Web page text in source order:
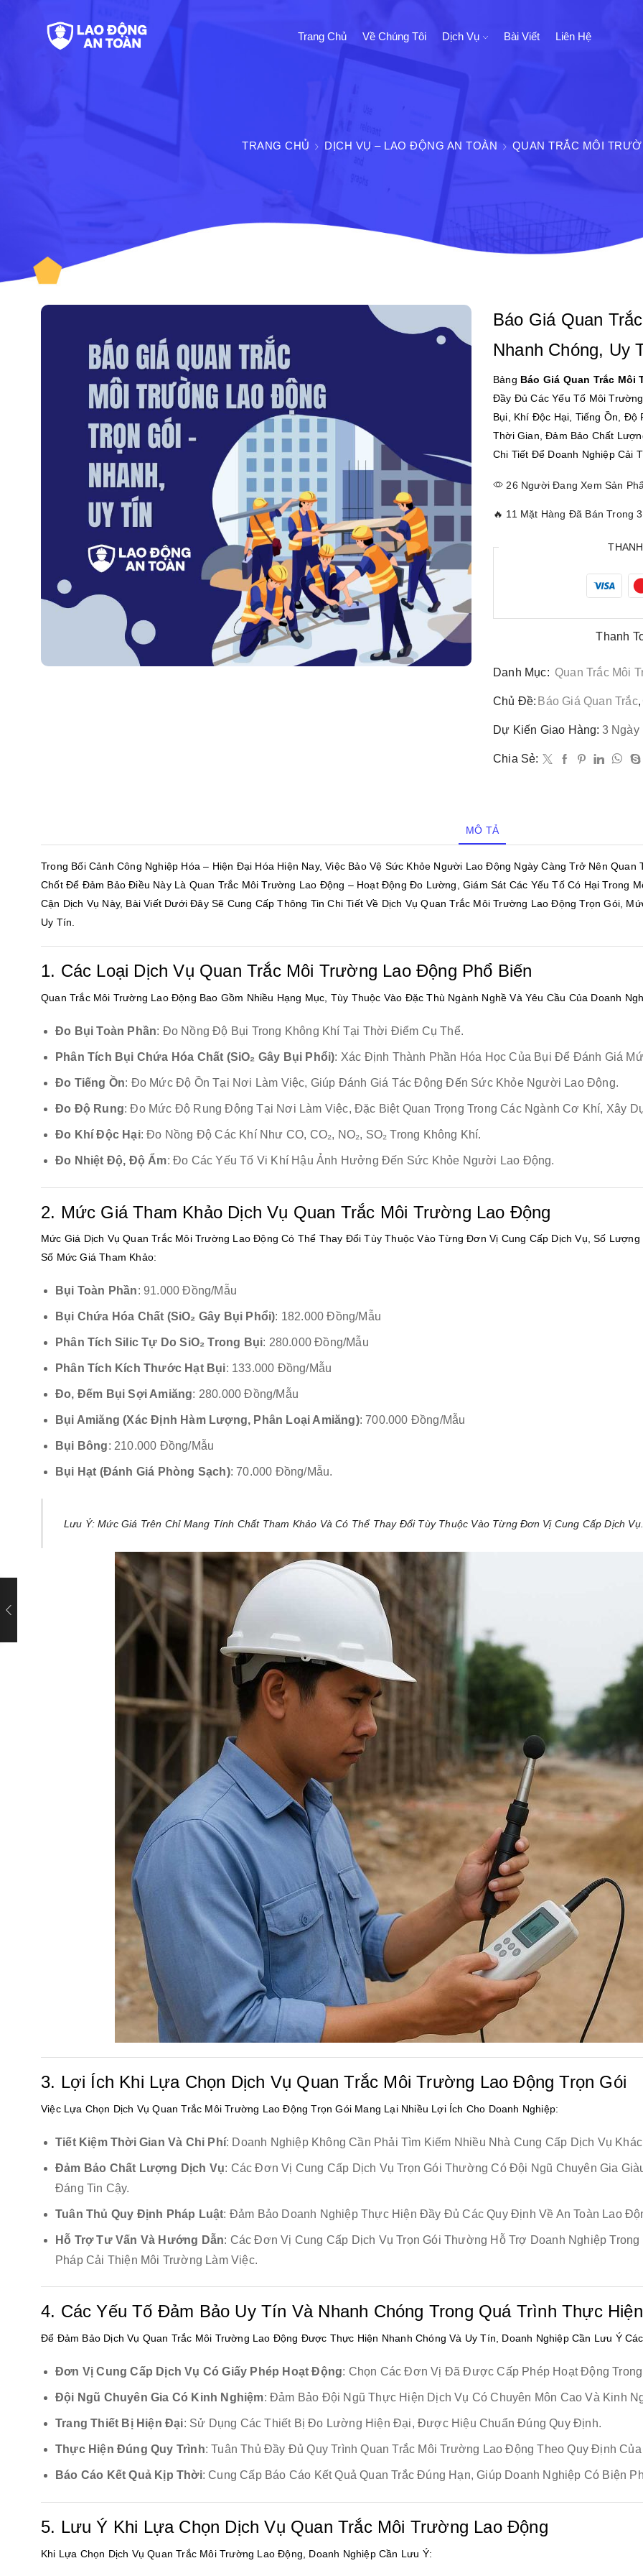
Trang Chủ Về Chúng Tôi Dịch Vụ Bài Viết Liên Hệ
TRANG CHỦ DỊCH VỤ – LAO ĐỘNG AN TOÀN QUAN TRẮC MÔI
Báo Giá Quan
Nhanh Chóng, Uy
Bảng Báo Giá Quan Trắc
Đầy Đủ Các Yếu Tố Môi
Bụi, Khí Độc Hại, Tiếng Ồn, Độ
Thời Gian, Đảm Bảo Chất
Chi Tiết Để Doanh Nghiệp Cải
26 Người Đang Xem Sản
🔥 11 Mặt Hàng Đã Bán Trong
Thanh
Danh Mục: Quan Trắc Môi
Chủ Đề: Báo Giá Quan Trắc,
Dự Kiến Giao Hàng: 3 Ngày
Chia Sẻ:
MÔ TẢ
Trong Bối Cảnh Công Nghiệp Hóa – Hiện Đại Hóa Hiện Nay, Việc Bảo Vệ Sức Khỏe Người Lao Động Ngày Càng Trở Nên
Chốt Để Đảm Bảo Điều Này Là Quan Trắc Môi Trường Lao Động – Hoạt Động Đo Lường, Giám Sát Các Yếu Tố Có Hại Trong
Cận Dịch Vụ Này, Bài Viết Dưới Đây Sẽ Cung Cấp Thông Tin Chi Tiết Về Dịch Vụ Quan Trắc Môi Trường Lao Động Trọn Gói,
Uy Tín.
1. Các Loại Dịch Vụ Quan Trắc Môi Trường Lao Động Phổ Biến
Quan Trắc Môi Trường Lao Động Bao Gồm Nhiều Hạng Mục, Tùy Thuộc Vào Đặc Thù Ngành Nghề Và Yêu Cầu Của Doanh
Đo Bụi Toàn Phần: Đo Nồng Độ Bụi Trong Không Khí Tại Thời Điểm Cụ Thể.
Phân Tích Bụi Chứa Hóa Chất (SiO₂ Gây Bụi Phổi): Xác Định Thành Phần Hóa Học Của Bụi Để Đánh Giá
Đo Tiếng Ồn: Đo Mức Độ Ồn Tại Nơi Làm Việc, Giúp Đánh Giá Tác Động Đến Sức Khỏe Người Lao Động.
Đo Độ Rung: Đo Mức Độ Rung Động Tại Nơi Làm Việc, Đặc Biệt Quan Trọng Trong Các Ngành Cơ Khí, Xây
Đo Khí Độc Hại: Đo Nồng Độ Các Khí Như CO, CO₂, NO₂, SO₂ Trong Không Khí.
Đo Nhiệt Độ, Độ Ẩm: Đo Các Yếu Tố Vi Khí Hậu Ảnh Hưởng Đến Sức Khỏe Người Lao Động.
2. Mức Giá Tham Khảo Dịch Vụ Quan Trắc Môi Trường Lao Động
Mức Giá Dịch Vụ Quan Trắc Môi Trường Lao Động Có Thể Thay Đổi Tùy Thuộc Vào Từng Đơn Vị Cung Cấp Dịch Vụ, Số
Số Mức Giá Tham Khảo:
Bụi Toàn Phần: 91.000 Đồng/mẫu
Bụi Chứa Hóa Chất (SiO₂ Gây Bụi Phổi): 182.000 Đồng/mẫu
Phân Tích Silic Tự Do SiO₂ Trong Bụi: 280.000 Đồng/mẫu
Phân Tích Kích Thước Hạt Bụi: 133.000 Đồng/mẫu
Đo, Đếm Bụi Sợi Amiăng: 280.000 Đồng/mẫu
Bụi Amiăng (xác Định Hàm Lượng, Phân Loại Amiăng): 700.000 Đồng/mẫu
Bụi Bông: 210.000 Đồng/mẫu
Bụi Hạt (đánh Giá Phòng Sạch): 70.000 Đồng/mẫu.
Lưu Ý: Mức Giá Trên Chỉ Mang Tính Chất Tham Khảo Và Có Thể Thay Đổi Tùy Thuộc Vào Từng Đơn Vị Cung Cấp Dịch Vụ.
3. Lợi Ích Khi Lựa Chọn Dịch Vụ Quan Trắc Môi Trường Lao Động Trọn Gói
Việc Lựa Chọn Dịch Vụ Quan Trắc Môi Trường Lao Động Trọn Gói Mang Lại Nhiều Lợi Ích Cho Doanh Nghiệp:
Tiết Kiệm Thời Gian Và Chi Phí: Doanh Nghiệp Không Cần Phải Tìm Kiếm Nhiều Nhà Cung Cấp Dịch Vụ
Đảm Bảo Chất Lượng Dịch Vụ: Các Đơn Vị Cung Cấp Dịch Vụ Trọn Gói Thường Có Đội Ngũ Chuyên Gia
Đáng Tin Cậy.
Tuân Thủ Quy Định Pháp Luật: Đảm Bảo Doanh Nghiệp Thực Hiện Đầy Đủ Các Quy Định Về An Toàn Lao
Hỗ Trợ Tư Vấn Và Hướng Dẫn: Các Đơn Vị Cung Cấp Dịch Vụ Trọn Gói Thường Hỗ Trợ Doanh Nghiệp
Pháp Cải Thiện Môi Trường Làm Việc.
4. Các Yếu Tố Đảm Bảo Uy Tín Và Nhanh Chóng Trong Quá Trình Thực Hiện
Để Đảm Bảo Dịch Vụ Quan Trắc Môi Trường Lao Động Được Thực Hiện Nhanh Chóng Và Uy Tín, Doanh Nghiệp Cần Lưu Ý
Đơn Vị Cung Cấp Dịch Vụ Có Giấy Phép Hoạt Động: Chọn Các Đơn Vị Đã Được Cấp Phép Hoạt Động
Đội Ngũ Chuyên Gia Có Kinh Nghiệm: Đảm Bảo Đội Ngũ Thực Hiện Dịch Vụ Có Chuyên Môn Cao Và Kinh
Trang Thiết Bị Hiện Đại: Sử Dụng Các Thiết Bị Đo Lường Hiện Đại, Được Hiệu Chuẩn Đúng Quy Định.
Thực Hiện Đúng Quy Trình: Tuân Thủ Đầy Đủ Quy Trình Quan Trắc Môi Trường Lao Động Theo Quy Định
Báo Cáo Kết Quả Kịp Thời: Cung Cấp Báo Cáo Kết Quả Quan Trắc Đúng Hạn, Giúp Doanh Nghiệp Có Biện
5. Lưu Ý Khi Lựa Chọn Dịch Vụ Quan Trắc Môi Trường Lao Động
Khi Lựa Chọn Dịch Vụ Quan Trắc Môi Trường Lao Động, Doanh Nghiệp Cần Lưu Ý: